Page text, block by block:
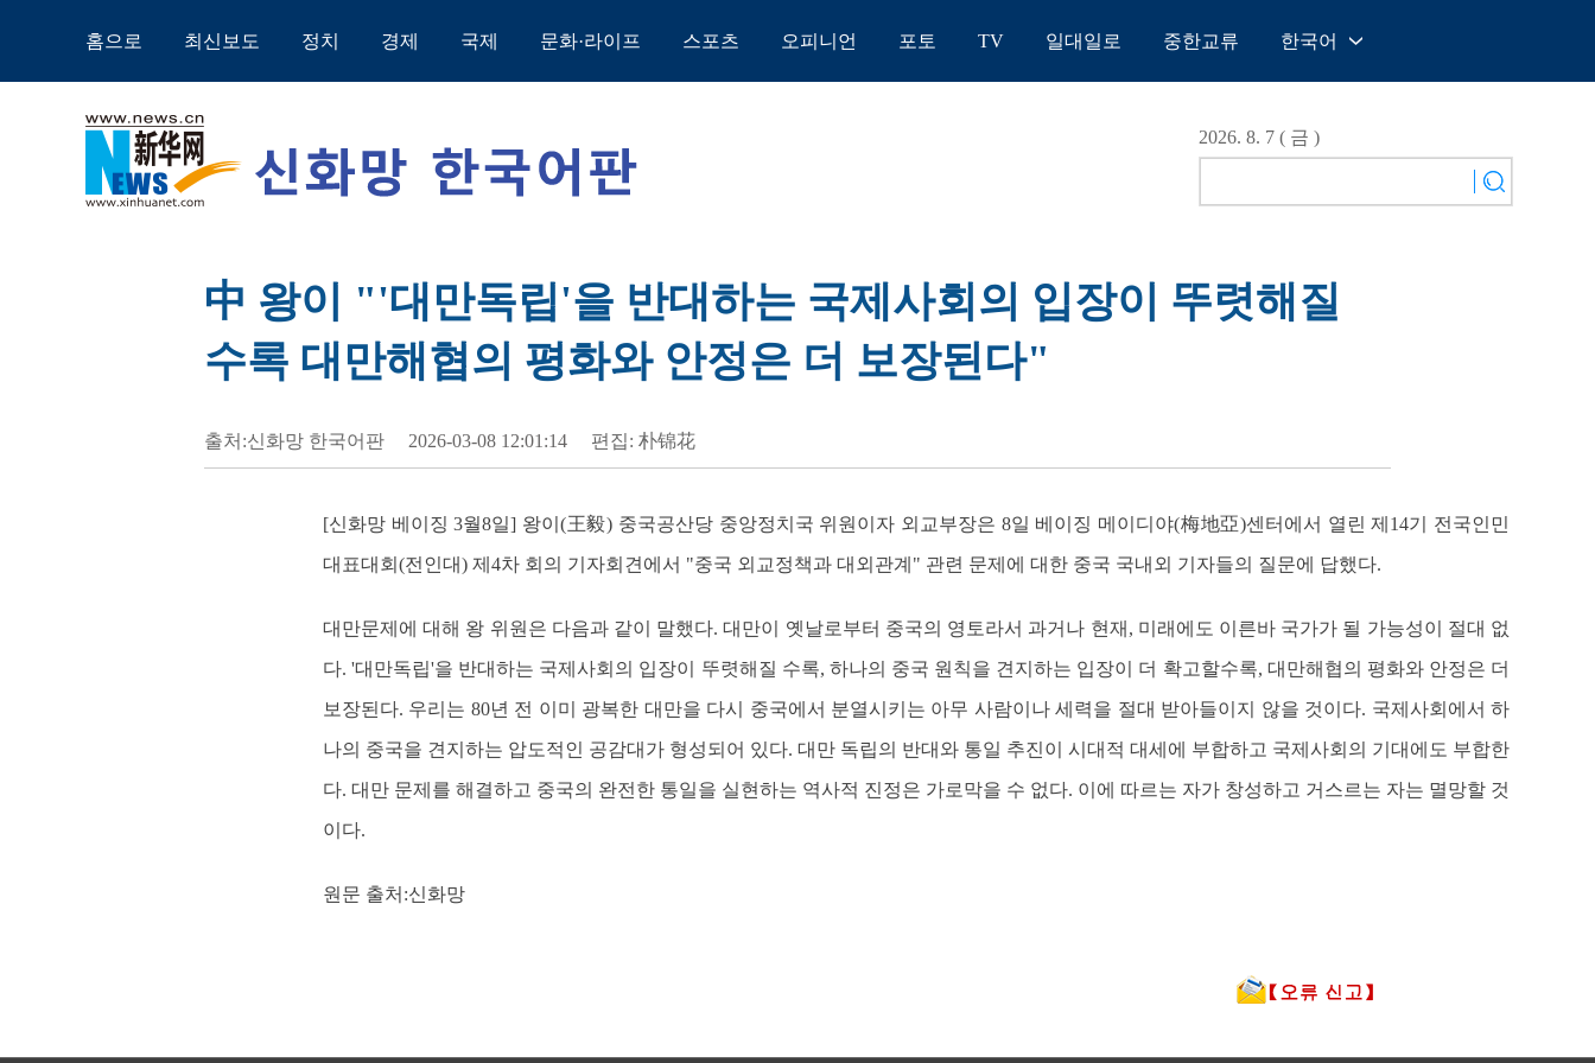
홈으로 최신보도 정치 경제 국제 문화·라이프 스포츠 오피니언 포토 TV 일대일로 중한교류 한국어
English
Español
日本語
2026. 8. 7 ( 금 )
中 왕이 "'대만독립'을 반대하는 국제사회의 입장이 뚜렷해질
수록 대만해협의 평화와 안정은 더 보장된다"
출처:신화망 한국어판 2026-03-08 12:01:14 편집: 朴锦花
[신화망 베이징 3월8일] 왕이(王毅) 중국공산당 중앙정치국 위원이자 외교부장은 8일 베이징 메이디야(梅地亞)센터에서 열린 제14기 전국인민
대표대회(전인대) 제4차 회의 기자회견에서 "중국 외교정책과 대외관계" 관련 문제에 대한 중국 국내외 기자들의 질문에 답했다.
대만문제에 대해 왕 위원은 다음과 같이 말했다. 대만이 옛날로부터 중국의 영토라서 과거나 현재, 미래에도 이른바 국가가 될 가능성이 절대 없
다. '대만독립'을 반대하는 국제사회의 입장이 뚜렷해질 수록, 하나의 중국 원칙을 견지하는 입장이 더 확고할수록, 대만해협의 평화와 안정은 더
보장된다. 우리는 80년 전 이미 광복한 대만을 다시 중국에서 분열시키는 아무 사람이나 세력을 절대 받아들이지 않을 것이다. 국제사회에서 하
나의 중국을 견지하는 압도적인 공감대가 형성되어 있다. 대만 독립의 반대와 통일 추진이 시대적 대세에 부합하고 국제사회의 기대에도 부합한
다. 대만 문제를 해결하고 중국의 완전한 통일을 실현하는 역사적 진정은 가로막을 수 없다. 이에 따르는 자가 창성하고 거스르는 자는 멸망할 것
이다.
원문 출처:신화망